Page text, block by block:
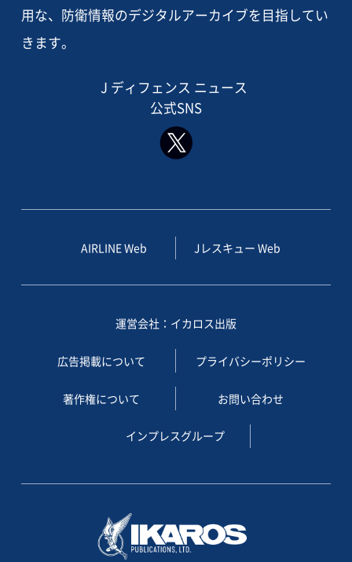
用な、防衛情報のデジタルアーカイブを目指してい
きます。
J ディフェンス ニュース
公式SNS
AIRLINE Web Jレスキュー Web
運営会社：イカロス出版
広告掲載について プライバシーポリシー
著作権について お問い合わせ
インプレスグループ